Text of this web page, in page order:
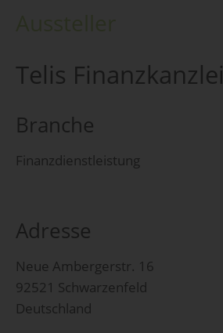
Telis Finanzkanzlei
Branche
Finanzdienstleistung
Adresse
Neue Ambergerstr. 16
92521 Schwarzenfeld
Deutschland